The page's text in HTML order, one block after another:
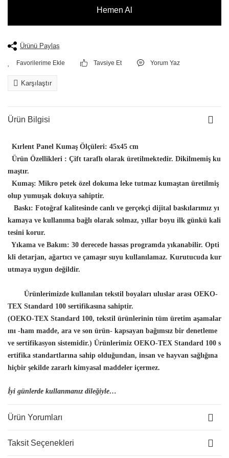
Hemen Al
Ürünü Paylaş
Tavsiye Et Yorum Yaz
Karşılaştır
Ürün Bilgisi
Kırlent Panel Kumaş Ölçüleri: 45x45 cm
Ürün Özellikleri : Çift taraflı olarak üretilmektedir. Dikilmemiş ku
maştır.
Kumaş: Mikro petek özel dokuma leke tutmaz kumaştan üretilmiş
olup yumuşak dokuya sahiptir.
Baskı: Fotoğraf kalitesinde canlı ve gerçekçi dijital baskılarımız yı
kamaya ve kullanıma bağlı olarak solmaz, yıllar boyu ilk günkü kali
tesini korur.
Yıkama ve Bakım: 30 derecede hassas programda yıkanabilir. Opti
kli detarjan, ağartıcı ve çamaşır suyu kullanılamaz. Kurutucuda kur
utmaya uygun değildir.
Ürünlerimizde kullanılan tekstil boyaları uluslar arası OEKO-
TEX Standard 100 sertifikasına sahiptir.
(OEKO-TEX Standard 100, tekstil ürünlerinin tüm üretim aşamalar
ını -ham madde, ara ve son ürün- kapsayan bağımsız bir denetleme
ve sertifikasyon sistemidir.) Ürünlerimiz OEKO-TEX Standard 100 s
ertifika standartlarına sahip olduğundan, insan ve hayvan sağlığına
hiçbir şekilde zararlı kimyasal maddeler içermez.
İyi günlerde kullanmanız dileğiyle…
Ürün Yorumları
Taksit Seçenekleri